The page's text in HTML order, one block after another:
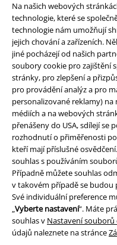
Na našich webových
technologie, které se
technologie nám umožňují
jejich chování a zařízeních.
jiné pocházejí od našich
soubory cookie pro zajištění
stránky, pro zlepšení a
pro provádění analýz a pro
personalizované reklamy) na
médiích a na webových
přenášeny do USA, sdílejí se
rozhodnutí o přiměřenosti
kteří mají příslušné
souhlas s používáním
Případně můžete souhlas
v takovém případě se
Své individuální preference
„Vyberte nastavení“. Máte
souhlas v Nastavení souborů
údajů naleznete na stránce
Právní informace
Podmínky
Prohlášení
Ochrana osobních údajů
Likvidace odpadu a ochrana
Prohlášení o shodě
Informace o přístupnosti